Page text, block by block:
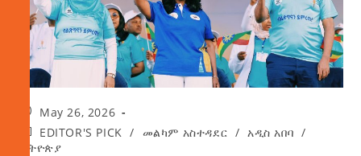
May 26, 2026
EDITOR'S PICK / መልካም አስተዳደር / አዲስ አበባ /
ኢትዮጵያ